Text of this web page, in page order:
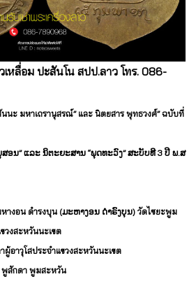
เหลื่อม ปะสันโน สปป.ลาว โทร. 086-
นนะ มหาเถรานุสรณ์” และ นิตยสาร พุทธวงศ์” ฉบับที่
ອນ” ແລະ ນິຕະຍະສານ “ພຸດທະວົງ” ສະບັບທີ 3 ປີ ພ.ສ
างอน ดำรงบุน (ມະຫາງອນ ດຳຣົງບຸນ) วัดไซยะพูม
วงสะหวันนะเขต
อาวุโสประจำแขวงสะหวันนะเขต
พูสักดา พูมสะหวัน